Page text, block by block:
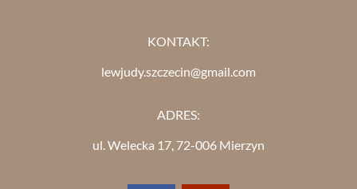
KONTAKT:
lewjudy.szczecin@gmail.com
ADRES:
ul. Welecka 17, 72-006 Mierzyn